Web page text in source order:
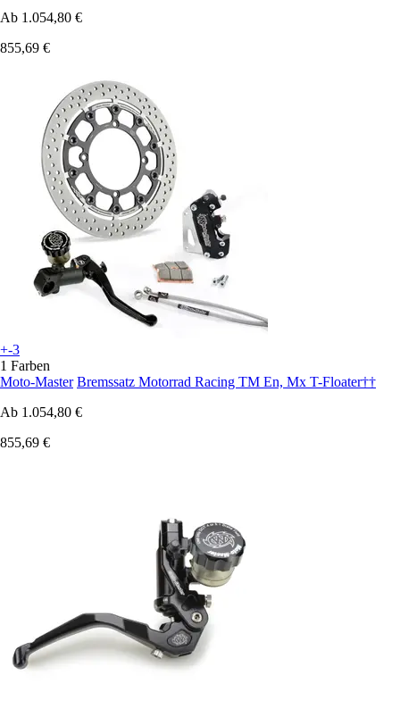
Ab 1.054,80 €
855,69 €
+-3
1 Farben
Moto-Master Bremssatz Motorrad Racing TM En, Mx T-Floater††
Ab 1.054,80 €
855,69 €